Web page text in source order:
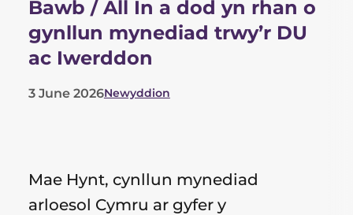
Bawb / All In a dod yn rhan o
gynllun mynediad trwy’r DU
ac Iwerddon
3 June 2026
List
for
Newyddion
Mae Hynt, cynllun mynediad
arloesol Cymru ar gyfer y